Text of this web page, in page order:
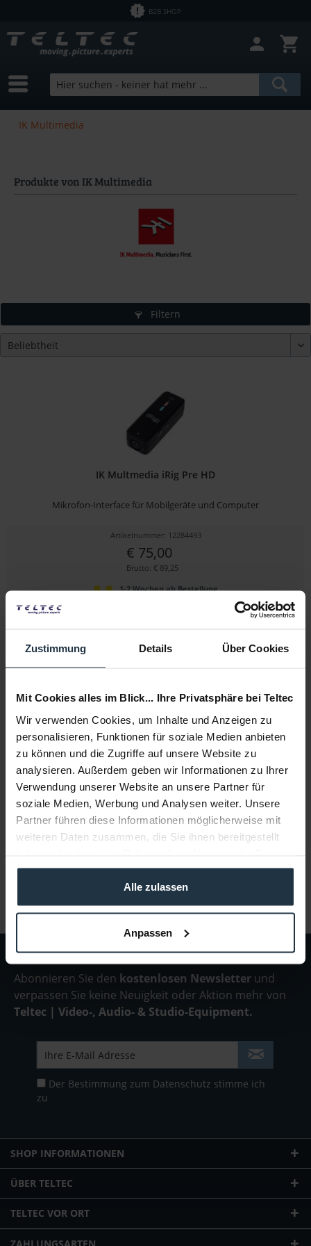
Zustimmung Details Über Cookies
Mit Cookies alles im Blick... Ihre Privatsphäre bei Teltec
Wir verwenden Cookies, um Inhalte und Anzeigen zu
personalisieren, Funktionen für soziale Medien anbieten
zu können und die Zugriffe auf unsere Website zu
analysieren. Außerdem geben wir Informationen zu Ihrer
Verwendung unserer Website an unsere Partner für
soziale Medien, Werbung und Analysen weiter. Unsere
Partner führen diese Informationen möglicherweise mit
weiteren Daten zusammen, die Sie ihnen bereitgestellt
gesammelt haben.
Alle zulassen
Anpassen
B2B SHOP
IK Multimedia
Produkte von IK Multimedia
Filtern
IK Multmedia iRig Pre HD
Mikrofon-Interface für Mobilgeräte und Computer
Artikelnummer: 12284493
€ 75,00
Brutto: € 89,25
1-2 Wochen ab Bestellung
IK Multimedia iLoud Micro Monitor
Aktive Zweiweg-Monitore, 55 - 20.000 Hz
Artikelnummer: 12283048
€ 269,00
Brutto: € 320,11
Abonnieren Sie den kostenlosen Newsletter und
verpassen Sie keine Neuigkeit oder Aktion mehr von
Teltec | Video-, Audio- & Studio-Equipment.
Der Bestimmung zum Datenschutz stimme ich
zu
SHOP INFORMATIONEN
ÜBER TELTEC
TELTEC VOR ORT